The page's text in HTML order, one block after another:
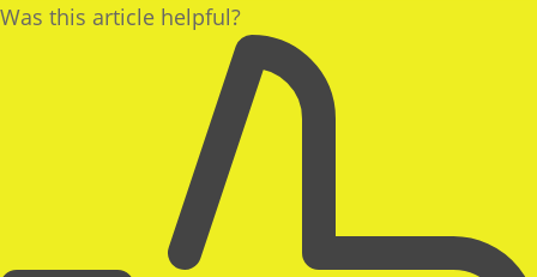
Was this article helpful?